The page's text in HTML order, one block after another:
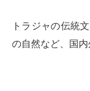
トラジャの伝統
の自然など、国内